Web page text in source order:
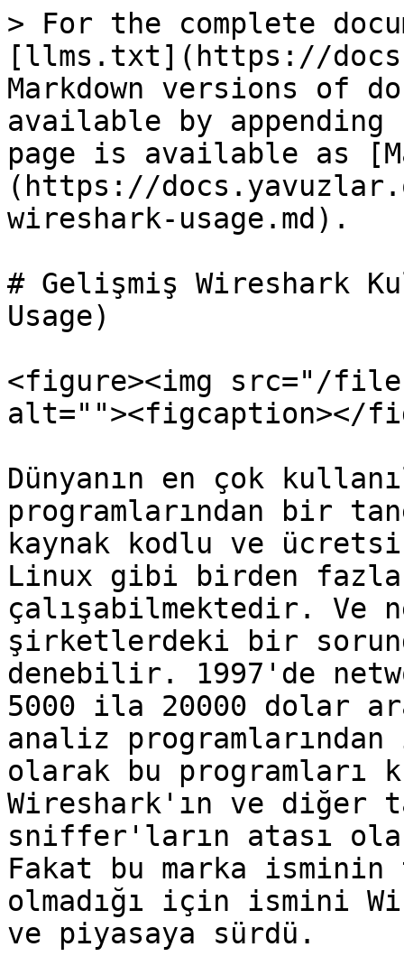
> For the complete
[llms.txt](https://
Markdown versions of
available by
page is available as
(https://
wireshark-usage.md).
# Gelişmiş Wireshark
Usage)
<figure><img src="/
alt=""><figcaption></
Dünyanın en çok
programlarından bir
kaynak kodlu ve
Linux gibi birden fazla
çalışabilmektedir. Ve
şirketlerdeki bir
denebilir. 1997'de
5000 ila 20000 dolar
analiz
olarak bu programları
Wireshark'ın ve diğer
sniffer'ların atası
Fakat bu marka
olmadığı için ismini
ve piyasaya sürdü.